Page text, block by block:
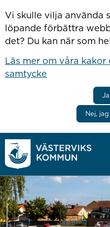
Vi skulle vilja använda
löpande förbättra
det? Du kan när som
Läs mer om våra
samtycke
Nej,